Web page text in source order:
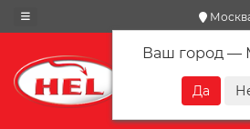
Ваш город —